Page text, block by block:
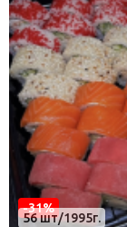
-31%
56 шт/1995г.